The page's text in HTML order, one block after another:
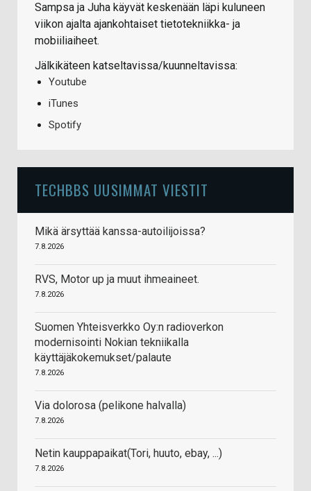
Sampsa ja Juha käyvät keskenään läpi kuluneen
viikon ajalta ajankohtaiset tietotekniikka- ja
mobiiliaiheet.
Jälkikäteen katseltavissa/kuunneltavissa:
Youtube
iTunes
Spotify
TECHBBS UUSIMMAT VIESTIT
Mikä ärsyttää kanssa-autoilijoissa?
7.8.2026
RVS, Motor up ja muut ihmeaineet.
7.8.2026
Suomen Yhteisverkko Oy:n radioverkon
modernisointi Nokian tekniikalla
käyttäjäkokemukset/palaute
7.8.2026
Via dolorosa (pelikone halvalla)
7.8.2026
Netin kauppapaikat(Tori, huuto, ebay, ...)
7.8.2026